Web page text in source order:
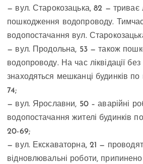
— вул. Старокозацька, 82 — триває
пошкодження водопроводу.
водопостачання вул.
— вул. Продольна, 53 — також
водопроводу. На час ліквідації
знаходяться мешканці будинків
74;
— вул. Ярославни, 50 – аварійні
водопостачання жителі будинків
20-69;
— вул. Екскаваторна, 21 —
відновлювальні роботи,